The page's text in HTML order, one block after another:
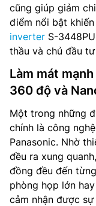
cũng giúp giảm
điểm nổi bật khiến
inverter S-
thầu và chủ đầu
Làm mát
360 độ và
Một trong những
chính là công
Panasonic. Nhờ
đều ra xung
đồng đều đến
phòng họp lớn
cảm nhận được